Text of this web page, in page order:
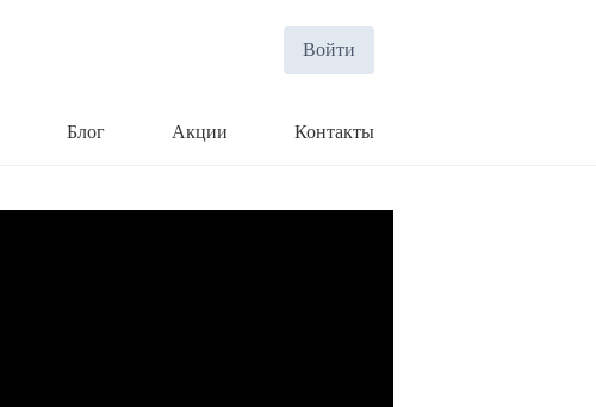
Войти
Блог Акции Контакты